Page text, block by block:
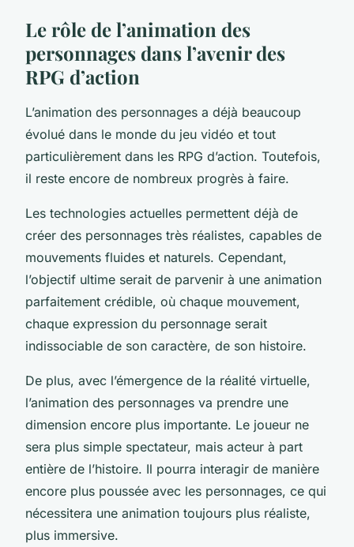
Le rôle de l’animation des
personnages dans l’avenir des
RPG d’action
L’animation des personnages a déjà beaucoup
évolué dans le monde du jeu vidéo et tout
particulièrement dans les RPG d’action. Toutefois,
il reste encore de nombreux progrès à faire.
Les technologies actuelles permettent déjà de
créer des personnages très réalistes, capables de
mouvements fluides et naturels. Cependant,
l’objectif ultime serait de parvenir à une animation
parfaitement crédible, où chaque mouvement,
chaque expression du personnage serait
indissociable de son caractère, de son histoire.
De plus, avec l’émergence de la réalité virtuelle,
l’animation des personnages va prendre une
dimension encore plus importante. Le joueur ne
sera plus simple spectateur, mais acteur à part
entière de l’histoire. Il pourra interagir de manière
encore plus poussée avec les personnages, ce qui
nécessitera une animation toujours plus réaliste,
plus immersive.